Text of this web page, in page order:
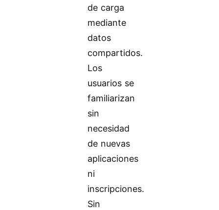
de carga
mediante
datos
compartidos.
Los
usuarios se
familiarizan
sin
necesidad
de nuevas
aplicaciones
ni
inscripciones.
Sin